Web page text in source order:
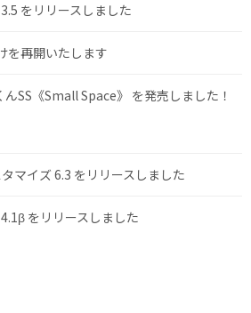
をリリースしました
を再開いたします
んSS《Small Space》 を発売しました！
マイズ 6.3 をリリースしました
をリリースしました